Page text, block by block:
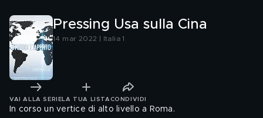
Pressing Usa sulla Cina
14 mar 2022 | Italia 1
VAI ALLA SERIE LA TUA LISTA CONDIVIDI
In corso un vertice di alto livello a Roma.